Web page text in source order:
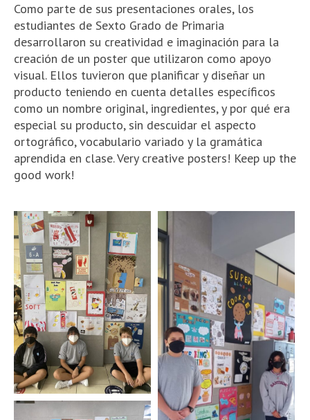
Como parte de sus presentaciones orales, los
estudiantes de Sexto Grado de Primaria
desarrollaron su creatividad e imaginación para la
creación de un poster que utilizaron como apoyo
visual. Ellos tuvieron que planificar y diseñar un
producto teniendo en cuenta detalles específicos
como un nombre original, ingredientes, y por qué era
especial su producto, sin descuidar el aspecto
ortográfico, vocabulario variado y la gramática
aprendida en clase. Very creative posters! Keep up the
good work!